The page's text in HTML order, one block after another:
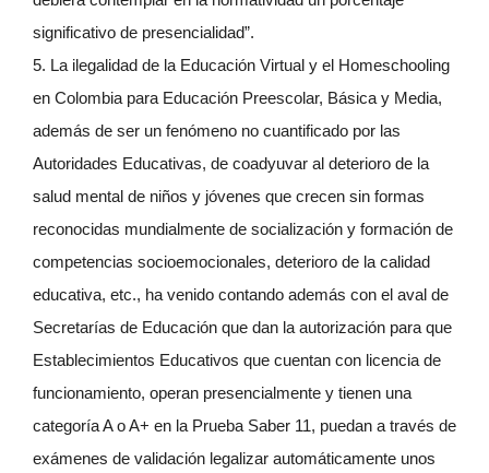
significativo de presencialidad”.
5. La ilegalidad de la Educación Virtual y el Homeschooling
en Colombia para Educación Preescolar, Básica y Media,
además de ser un fenómeno no cuantificado por las
Autoridades Educativas, de coadyuvar al deterioro de la
salud mental de niños y jóvenes que crecen sin formas
reconocidas mundialmente de socialización y formación de
competencias socioemocionales, deterioro de la calidad
educativa, etc., ha venido contando además con el aval de
Secretarías de Educación que dan la autorización para que
Establecimientos Educativos que cuentan con licencia de
funcionamiento, operan presencialmente y tienen una
categoría A o A+ en la Prueba Saber 11, puedan a través de
exámenes de validación legalizar automáticamente unos